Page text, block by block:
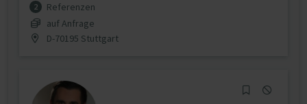
2
Referenzen
auf Anfrage
D-70195 Stuttgart